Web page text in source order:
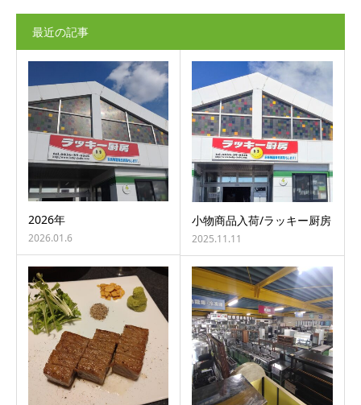
最近の記事
2026年
2026.01.6
小物商品入荷/ラッキー厨房
2025.11.11